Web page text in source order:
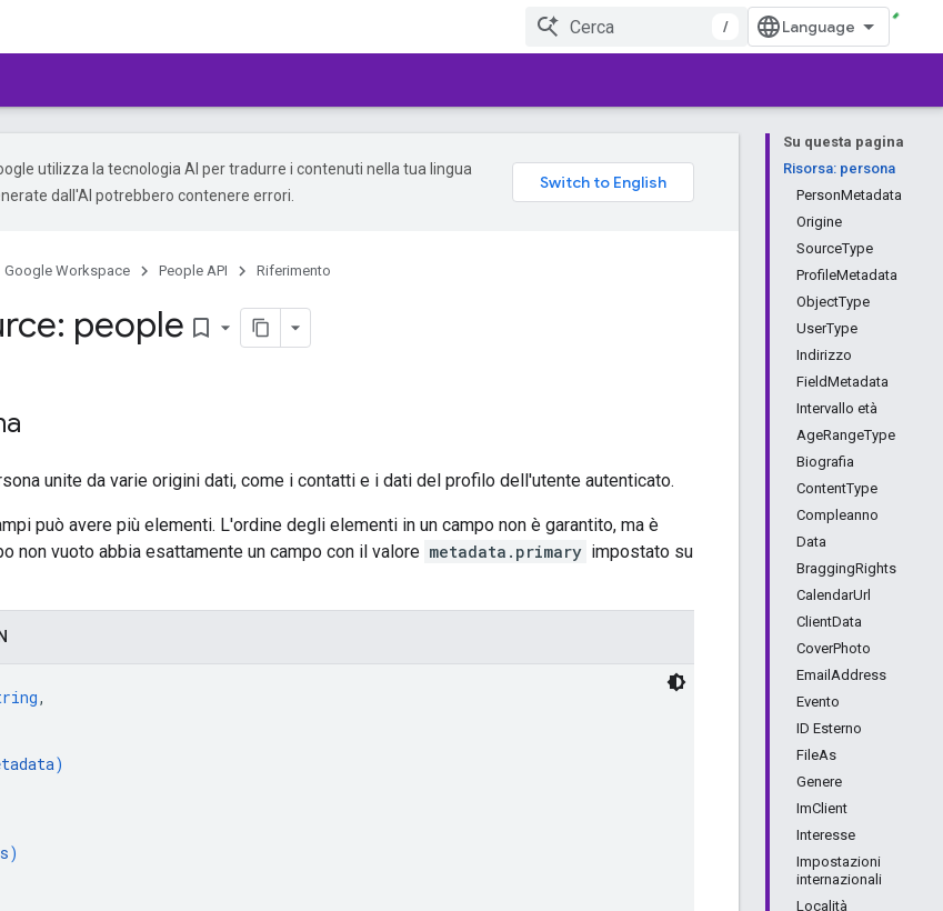
/
Su questa pagina
Risorsa: persona
PersonMetadata
Origine
SourceType
ProfileMetadata
ObjectType
UserType
Indirizzo
FieldMetadata
Intervallo età
AgeRangeType
Biografia
ContentType
Compleanno
Data
BraggingRights
CalendarUrl
ClientData
CoverPhoto
EmailAddress
Evento
ID Esterno
FileAs
Genere
ImClient
Interesse
Impostazioni
internazionali
Località
utilizza la tecnologia AI per tradurre i contenuti nella tua lingua
dall'AI potrebbero contenere errori.
Google Workspace People API Riferimento
people bookmark_border
unite da varie origini dati, come i contatti e i dati del profilo dell'utente autenticato.
può avere più elementi. L'ordine degli elementi in un campo non è garantito, ma è
non vuoto abbia esattamente un campo con il valore metadata.primary impostato su
,
)
)